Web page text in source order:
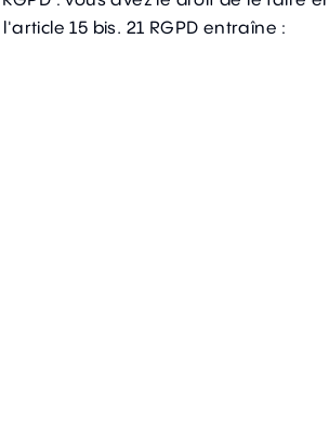
15 bis. 21 RGPD entraîne :